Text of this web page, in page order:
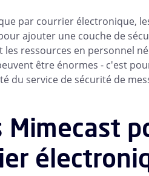
par courrier électronique,
ajouter une couche de
les ressources en personnel
être énormes - c'est
du service de sécurité de
Mimecast